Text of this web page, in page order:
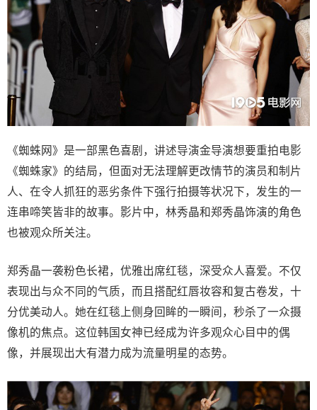
《蜘蛛网》是一部黑色喜剧，讲述导演金导演想要重拍电影
《蜘蛛家》的结局，但面对无法理解更改情节的演员和制片
人、在令人抓狂的恶劣条件下强行拍摄等状况下，发生的一
连串啼笑皆非的故事。影片中，林秀晶和郑秀晶饰演的角色
也被观众所关注。
郑秀晶一袭粉色长裙，优雅出席红毯，深受众人喜爱。不仅
表现出与众不同的气质，而且搭配红唇妆容和复古卷发，十
分优美动人。她在红毯上侧身回眸的一瞬间，秒杀了一众摄
像机的焦点。这位韩国女神已经成为许多观众心目中的偶
像，并展现出大有潜力成为流量明星的态势。